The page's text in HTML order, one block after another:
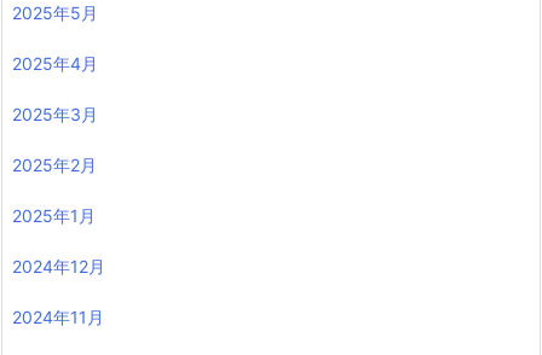
2025年5月
2025年4月
2025年3月
2025年2月
2025年1月
2024年12月
2024年11月